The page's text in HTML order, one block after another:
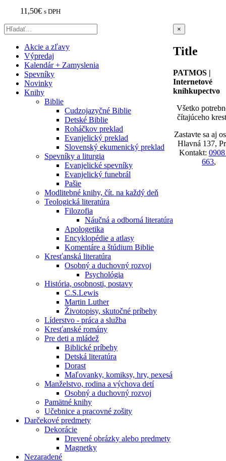
11,50€ s DPH
Akcie a zľavy
Výpredaj
Kalendár + Zamyslenia
Spevníky
Novinky
Knihy
Biblie
Cudzojazyčné Biblie
Detské Biblie
Roháčkov preklad
Evanjelický preklad
Slovenský ekumenický preklad
Spevníky a liturgia
Evanjelické spevníky
Evanjelický funebrál
Pašie
Modlitebné knihy, čít. na každý deň
Teologická literatúra
Filozofia
Náučná a odborná literatúra
Apologetika
Encyklopédie a atlasy
Komentáre a štúdium Biblie
Kresťanská literatúra
Osobný a duchovný rozvoj
Psychológia
História, osobnosti, postavy
C.S.Lewis
Martin Luther
Životopisy, skutočné príbehy
Líderstvo - práca a služba
Kresťanské romány
Pre deti a mládež
Biblické príbehy
Detská literatúra
Dorast
Maľovanky, komiksy, hry, pexesá
Manželstvo, rodina a výchova detí
Osobný a duchovný rozvoj
Pamätné knihy
Učebnice a pracovné zošity
Darčekové predmety
Dekorácie
Drevené obrázky alebo predmety
Magnetky
Nezaradené
Zatvoriť
rýchle
produktu
×
Title
PATMOS |
Internetové
kníhkupectvo
Všetko
čítajúceho
Zastavte sa aj
Hlavná 137,
Kontakt:
663,